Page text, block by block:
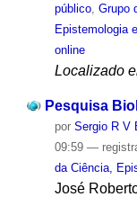
público, Grupo
Epistemologia
online
Localizado
Pesquisa
por Sergio R V
09:59 —
da Ciência,
José